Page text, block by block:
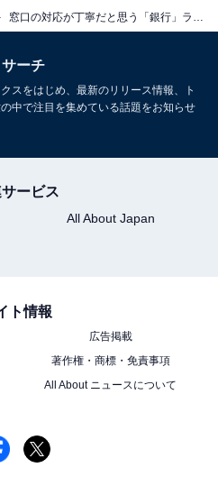
サーチ
スをはじめ、最新のリリース情報、ト
中で注目を集めている話題をお知らせ
ービス
All About Japan
ト情報
広告掲載
著作権・商標・免責事項
All About ニュースについて